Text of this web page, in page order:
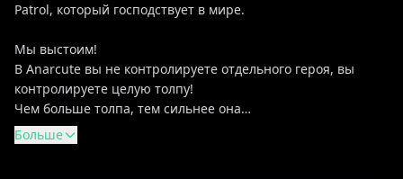
Patrol, который господствует в мире.
Мы выстоим!
В Anarcute вы не контролируете отдельного героя, вы
контролируете целую толпу!
Чем больше толпа, тем сильнее она…
Больше